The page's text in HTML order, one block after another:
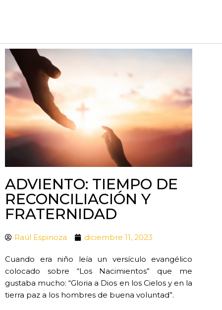
ADVIENTO: TIEMPO DE
RECONCILIACIÓN Y
FRATERNIDAD
Raúl Espinoza diciembre 11, 2023
Cuando era niño leía un versículo evangélico
colocado sobre “Los Nacimientos” que me
gustaba mucho: “Gloria a Dios en los Cielos y en la
tierra paz a los hombres de buena voluntad”.